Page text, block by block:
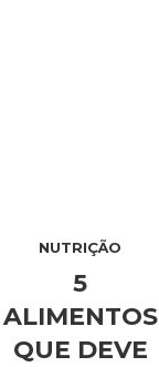
NUTRIÇÃO
5
ALIMENTOS
QUE DEVE